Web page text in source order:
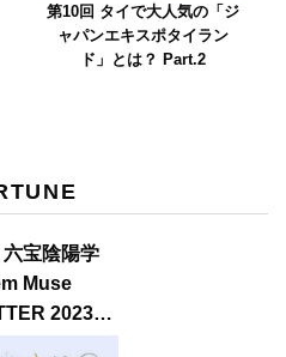
第10回 タイで大人気の「ジ
ャパンエキスポタイラン
ド」とは？ Part.2
六宝陰陽学
Muse
2023
issue】